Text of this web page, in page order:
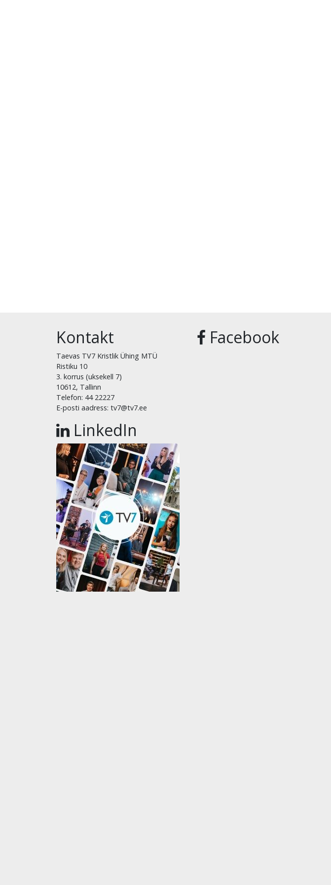
Kontakt
Taevas TV7 Kristlik Ühing MTÜ
Ristiku 10
3. korrus (uksekell 7)
10612, Tallinn
Telefon: 44 22227
E-posti aadress: tv7@tv7.ee
LinkedIn
Facebook